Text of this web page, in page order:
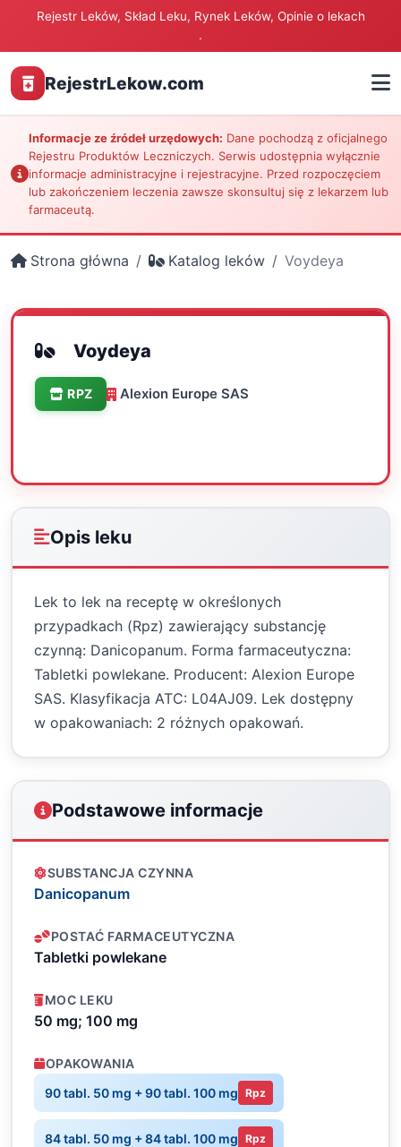
Rejestr Leków, Skład Leku, Rynek Leków, Opinie o lekach
.
RejestrLekow.com
Informacje ze źródeł urzędowych: Dane pochodzą z oficjalnego
Rejestru Produktów Leczniczych. Serwis udostępnia wyłącznie
informacje administracyjne i rejestracyjne. Przed rozpoczęciem
lub zakończeniem leczenia zawsze skonsultuj się z lekarzem lub
farmaceutą.
Strona główna Katalog leków Voydeya
Voydeya
RPZ Alexion Europe SAS
Opis leku
Lek to lek na receptę w określonych
przypadkach (Rpz) zawierający substancję
czynną: Danicopanum. Forma farmaceutyczna:
Tabletki powlekane. Producent: Alexion Europe
SAS. Klasyfikacja ATC: L04AJ09. Lek dostępny
w opakowaniach: 2 różnych opakowań.
Podstawowe informacje
SUBSTANCJA CZYNNA
Danicopanum
POSTAĆ FARMACEUTYCZNA
Tabletki powlekane
MOC LEKU
50 mg; 100 mg
OPAKOWANIA
90 tabl. 50 mg + 90 tabl. 100 mg Rpz
84 tabl. 50 mg + 84 tabl. 100 mg Rpz